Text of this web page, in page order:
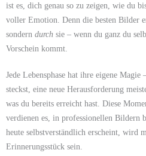
ist es, dich genau so zu zeigen, wie du
voller Emotion. Denn die besten Bilder
sondern durch sie – wenn du ganz du
Vorschein kommt.
Jede Lebensphase hat ihre eigene
steckst, eine neue Herausforderung
was du bereits erreicht hast. Diese
verdienen es, in professionellen Bildern
heute selbstverständlich erscheint, wird
Erinnerungsstück sein.